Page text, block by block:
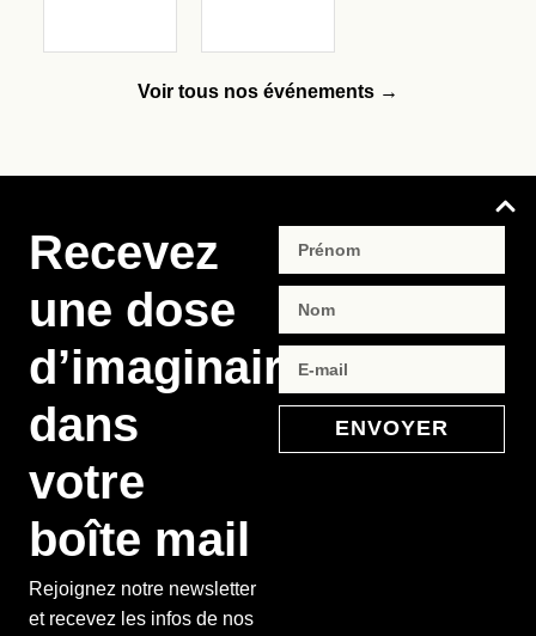
Voir tous nos événements →
Recevez
une dose
d’imaginaire
dans
votre
boîte mail
Rejoignez notre newsletter
et recevez les infos de nos
ENVOYER